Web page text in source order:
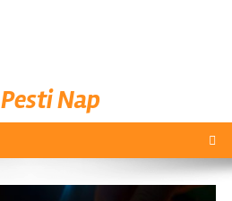
Pesti Nap